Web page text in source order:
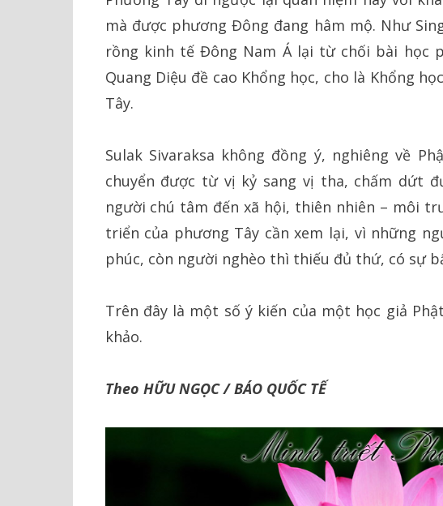
mà được phương Đông đang hâm mộ. Như
rồng kinh tế Đông Nam Á lại từ chối bài học
Quang Diệu đề cao Khổng học, cho là Khổng
Tây.
Sulak Sivaraksa không đồng ý, nghiêng về
chuyển được từ vị kỷ sang vị tha, chấm dứt
người chú tâm đến xã hội, thiên nhiên – môi
triển của phương Tây cần xem lại, vì những
phúc, còn người nghèo thì thiếu đủ thứ, có sự
Trên đây là một số ý kiến của một học giả
khảo.
Theo HỮU NGỌC / BÁO QUỐC TẾ